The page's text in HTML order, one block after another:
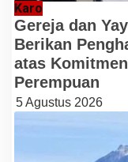
Karo
Gereja dan
Berikan
atas
Perempuan
5 Agustus 2026